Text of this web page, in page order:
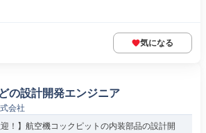
気になる
の設計開発エンジニア
会社
迎！】航空機コックピットの内装部品の設計開